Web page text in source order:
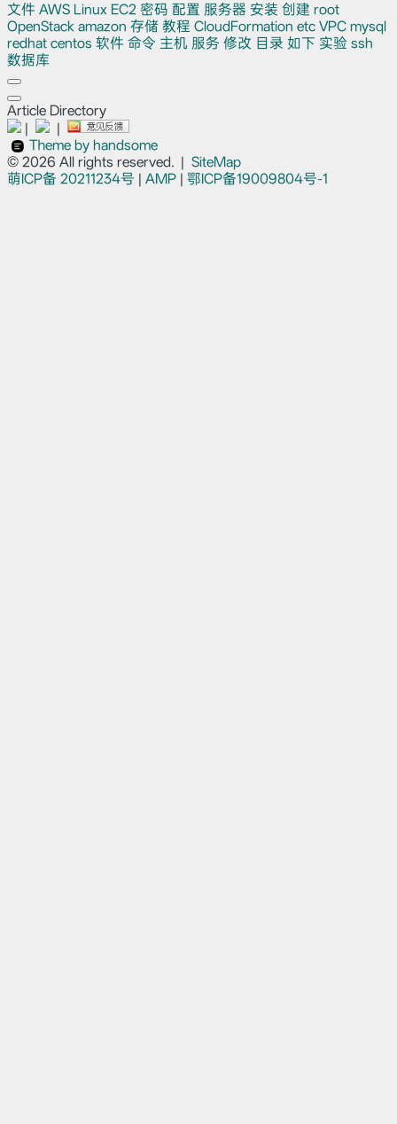
文件 AWS Linux EC2 密码 配置 服务器 安装 创建 root
OpenStack amazon 存储 教程 CloudFormation etc VPC mysql
redhat centos 软件 命令 主机 服务 修改 目录 如下 实验 ssh
数据库
Article Directory
|
|
Theme by handsome
© 2026 All rights reserved. | SiteMap
萌ICP备 20211234号 | AMP | 鄂ICP备19009804号-1